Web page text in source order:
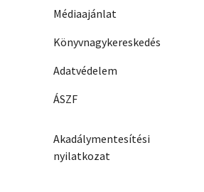
Médiaajánlat
Könyvnagykereskedés
Adatvédelem
ÁSZF
Akadálymentesítési
nyilatkozat